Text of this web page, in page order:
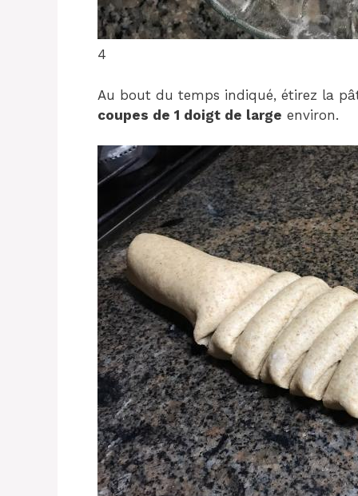
4
Au bout du temps indiqué, étirez la
coupes de 1 doigt de large environ.